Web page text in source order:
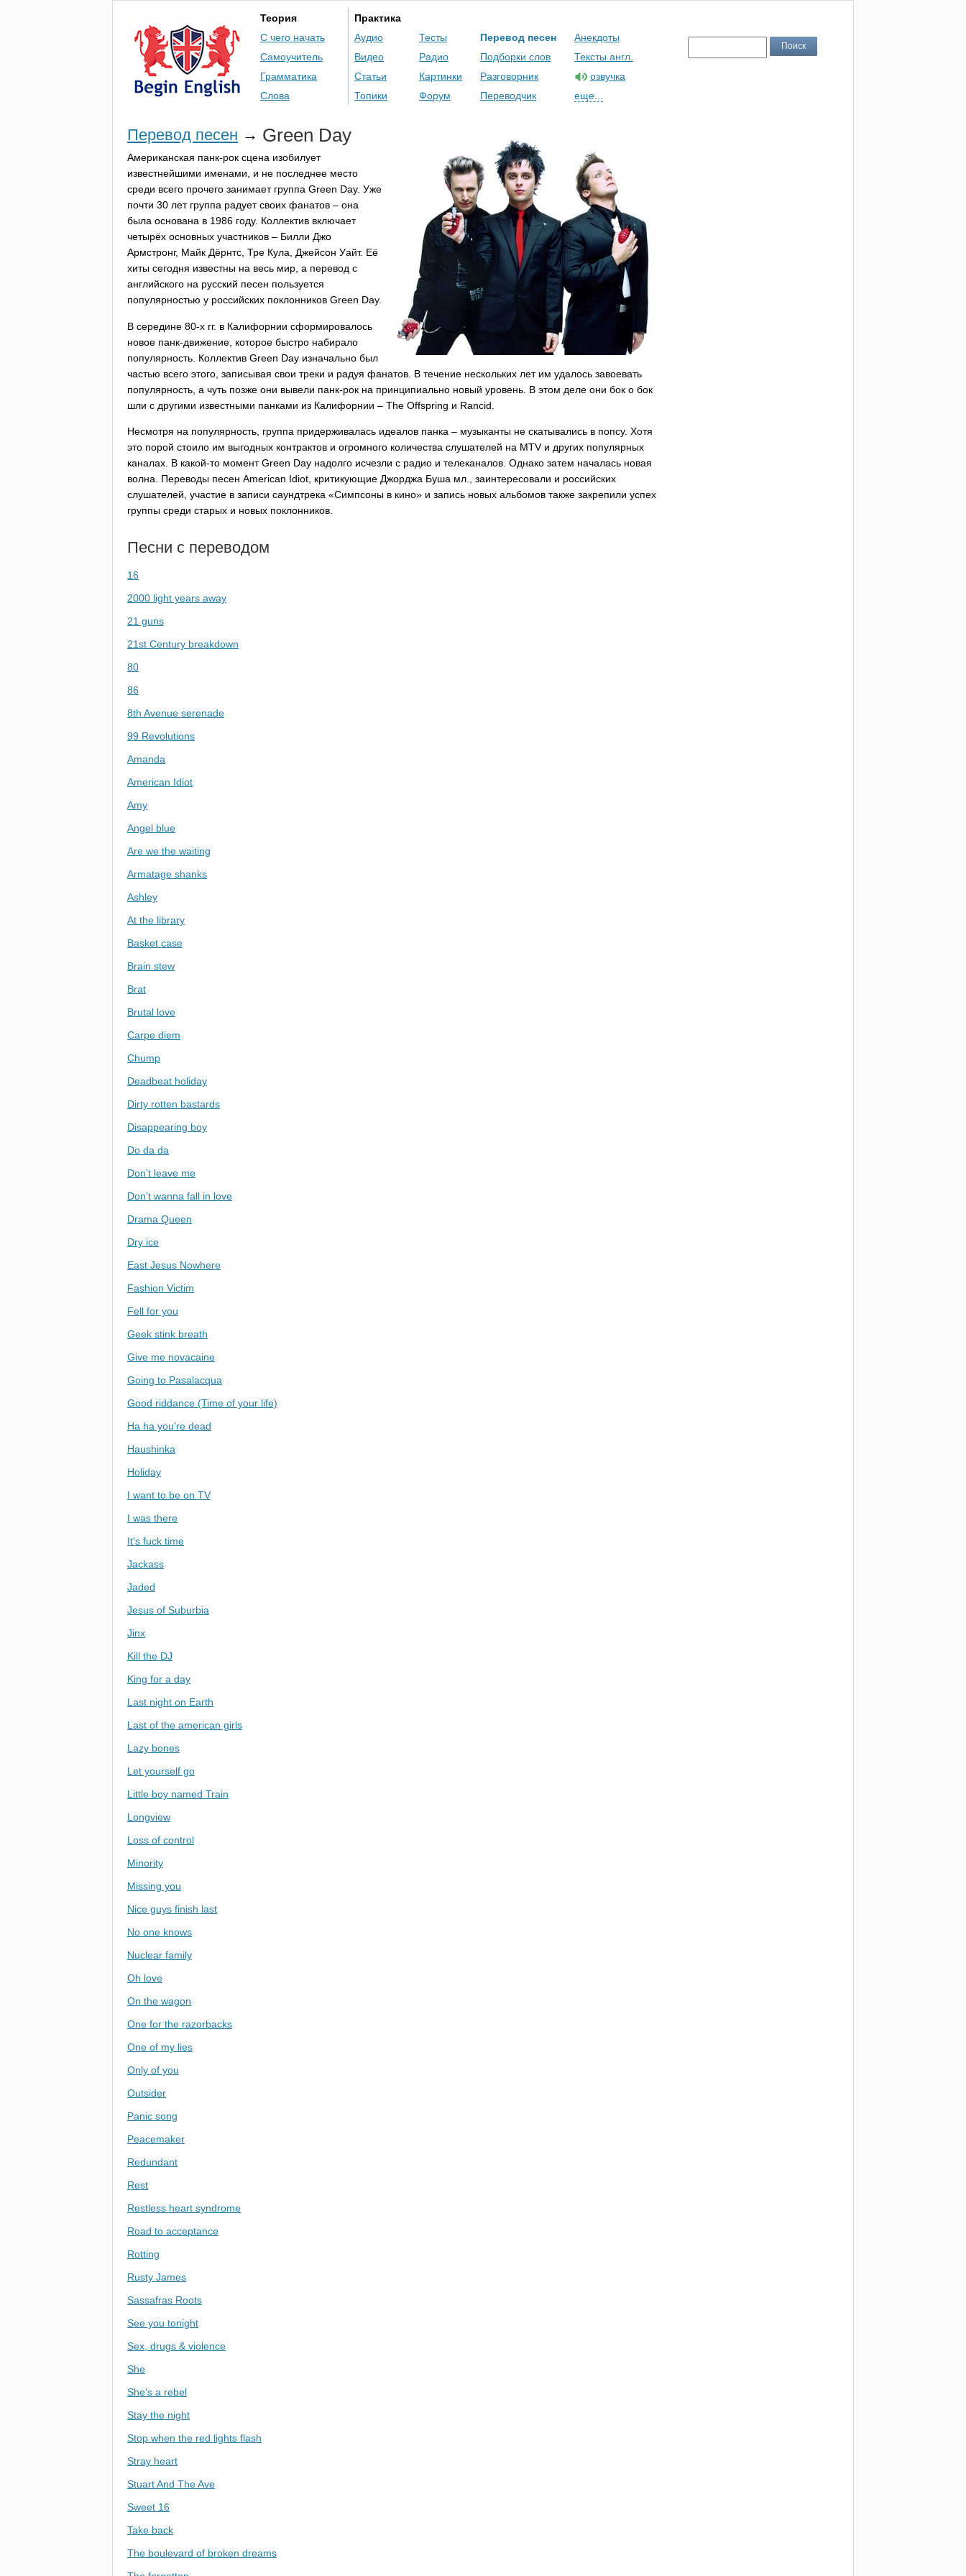
Теория
С чего начать
Самоучитель
Грамматика
Слова
Практика
Аудио
Видео
Статьи
Топики
Тесты
Радио
Картинки
Форум
Перевод песен
Подборки слов
Разговорник
Переводчик
Анекдоты
Тексты англ.
озвучка
еще...
Перевод песен → Green Day
Американская панк-рок сцена изобилует
известнейшими именами, и не последнее место
среди всего прочего занимает группа Green Day. Уже
почти 30 лет группа радует своих фанатов – она
была основана в 1986 году. Коллектив включает
четырёх основных участников – Билли Джо
Армстронг, Майк Дёрнтс, Тре Кула, Джейсон Уайт. Её
хиты сегодня известны на весь мир, а перевод с
английского на русский песен пользуется
популярностью у российских поклонников Green Day.
В середине 80-х гг. в Калифорнии сформировалось
новое панк-движение, которое быстро набирало
популярность. Коллектив Green Day изначально был
частью всего этого, записывая свои треки и радуя фанатов. В течение нескольких лет им удалось завоевать
популярность, а чуть позже они вывели панк-рок на принципиально новый уровень. В этом деле они бок о бок
шли с другими известными панками из Калифорнии – The Offspring и Rancid
Несмотря на популярность, группа придерживалась идеалов панка – музыканты не скатывались в попсу. Хотя
это порой стоило им выгодных контрактов и огромного количества слушателей на MTVи других популярных
каналах. В какой-то моментGreen Day надолго исчезли с радио и телеканалов. Однако затем началась новая
волна. Переводы песен American Idiot , критикующие Джорджа Буша мл., заинтересовали и российских
слушателей, участие в записи саундтрека «Симпсоны в кино» и запись новых альбомов также закрепили успех
группы среди старых и новых поклонников.
Песни с переводом
16
2000 light years away
21 guns
21st Century breakdown
80
86
8th Avenue serenade
99 Revolutions
Amanda
American Idiot
Amy
Angel blue
Are we the waiting
Armatage shanks
Ashley
At the library
Basket case
Brain stew
Brat
Brutal love
Carpe diem
Chump
Deadbeat holiday
Dirty rotten bastards
Disappearing boy
Do da da
Don't leave me
Don't wanna fall in love
Drama Queen
Dry ice
East Jesus Nowhere
Fashion Victim
Fell for you
Geek stink breath
Give me novacaine
Going to Pasalacqua
Good riddance (Time of your life)
Ha ha you're dead
Haushinka
Holiday
I want to be on TV
I was there
It's fuck time
Jackass
Jaded
Jesus of Suburbia
Jinx
Kill the DJ
King for a day
Last night on Earth
Last of the american girls
Lazy bones
Let yourself go
Little boy named Train
Longview
Loss of control
Minority
Missing you
Nice guys finish last
No one knows
Nuclear family
Oh love
On the wagon
One for the razorbacks
One of my lies
Only of you
Outsider
Panic song
Peacemaker
Redundant
Rest
Restless heart syndrome
Road to acceptance
Rotting
Rusty James
Sassafras Roots
See you tonight
Sex, drugs & violence
She
She's a rebel
Stay the night
Stop when the red lights flash
Stray heart
Stuart And The Ave
Sweet 16
Take back
The boulevard of broken dreams